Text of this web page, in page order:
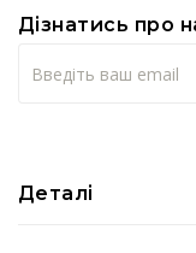
Дізнатись про
Деталі